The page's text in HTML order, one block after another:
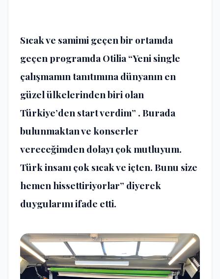
Sıcak ve samimi geçen bir ortamda
geçen programda Otilia “Yeni single
çalışmamın tanıtımına dünyanın en
güzel ülkelerinden biri olan
Türkiye’den start verdim” . Burada
bulunmaktan ve konserler
vereceğimden dolayı çok mutluyum.
Türk insanı çok sıcak ve içten. Bunu size
hemen hissettiriyorlar” diyerek
duygularını ifade etti.